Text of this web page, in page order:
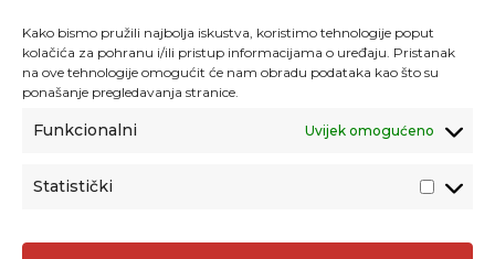
Kako bismo pružili najbolja iskustva, koristimo tehnologije poput
kolačića za pohranu i/ili pristup informacijama o uređaju. Pristanak
na ove tehnologije omogućit će nam obradu podataka kao što su
ponašanje pregledavanja stranice.
Funkcionalni Uvijek omogućeno
Statistički